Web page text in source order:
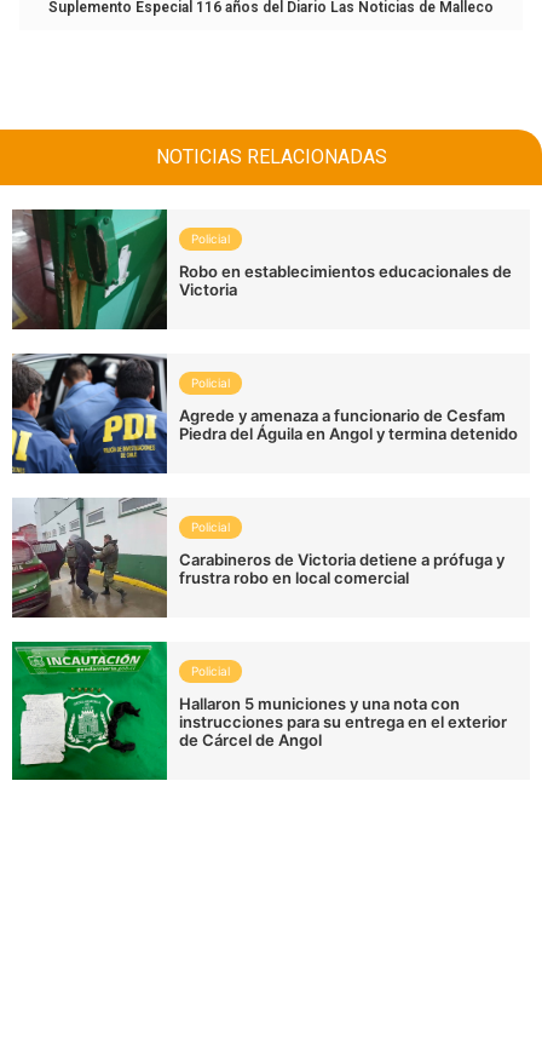
Suplemento Especial 116 años del Diario Las Noticias de Malleco
NOTICIAS RELACIONADAS
Policial
Robo en establecimientos educacionales de
Victoria
Policial
Agrede y amenaza a funcionario de Cesfam
Piedra del Águila en Angol y termina detenido
Policial
Carabineros de Victoria detiene a prófuga y
frustra robo en local comercial
Policial
Hallaron 5 municiones y una nota con
instrucciones para su entrega en el exterior
de Cárcel de Angol